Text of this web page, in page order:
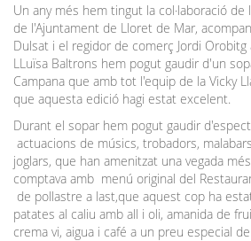
Un any més hem tingut la col·laboració
de l'Ajuntament de Lloret de Mar,
Dulsat i el regidor de comerç Jordi
LLuïsa Baltrons hem pogut gaudir d'un
Campana que amb tot l'equip de la Vicky
que aquesta edició hagi estat excelent.
Durant el sopar hem pogut gaudir
actuacions de músics, trobadors,
joglars, que han amenitzat una vegada
comptava amb menú original del
de pollastre a last,que aquest cop ha
patates al caliu amb all i oli, amanida de
crema vi, aigua i café a un preu especial